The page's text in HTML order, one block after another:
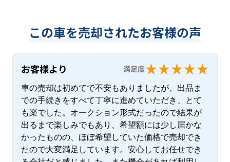
この車を売却されたお客様の声
お客様より 満足度
車の売却は初めてで不安もありましたが、出品ま
での手続きをすべて丁寧に進めていただき、とて
も楽でした。オークション形式だったので結果が
出るまで楽しみでもあり、希望額には少し届かな
かったものの、ほぼ希望していた価格で売却でき
たので大変満足しています。安心してお任せでき